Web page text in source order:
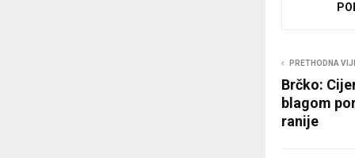
PRETHODNA
Brčko:
blagom
ranije